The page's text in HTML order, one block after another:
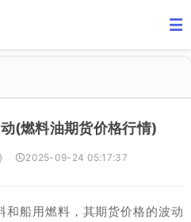
(燃料油期货价格行情)
2025-09-24 05:17:37
和船用燃料，其期货价格的波动